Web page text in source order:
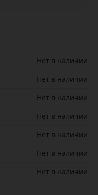
Нет в наличии
Нет в наличии
Нет в наличии
Нет в наличии
Нет в наличии
Нет в наличии
Нет в наличии